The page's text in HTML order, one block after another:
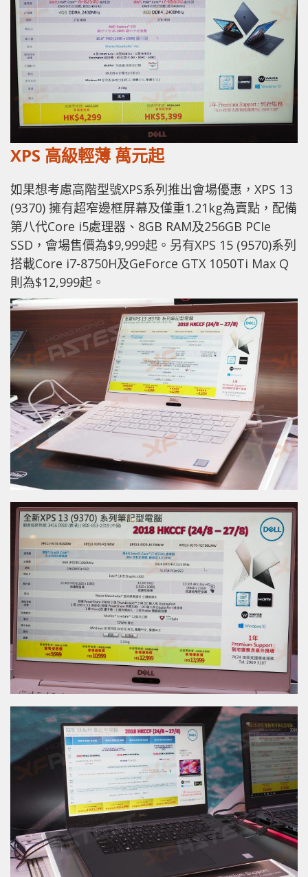
XPS 高級輕薄 萬元起
如果想考慮高階型號XPS系列推出會場優惠，XPS 13
(9370) 擁有超窄邊框屏幕及僅重1.21kg為賣點，配備
第八代Core i5處理器、8GB RAM及256GB PCIe
SSD，會場售價為$9,999起。另有XPS 15 (9570)系列
搭載Core i7-8750H及GeForce GTX 1050Ti Max Q
則為$12,999起。